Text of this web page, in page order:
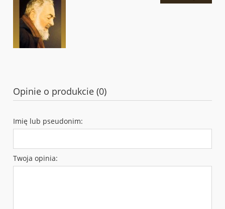
Opinie o produkcie (0)
Imię lub pseudonim:
Twoja opinia: